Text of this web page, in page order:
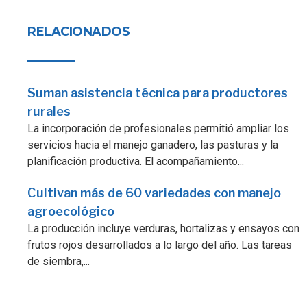
RELACIONADOS
Suman asistencia técnica para productores
rurales
La incorporación de profesionales permitió ampliar los
servicios hacia el manejo ganadero, las pasturas y la
planificación productiva. El acompañamiento...
Cultivan más de 60 variedades con manejo
agroecológico
La producción incluye verduras, hortalizas y ensayos con
frutos rojos desarrollados a lo largo del año. Las tareas
de siembra,...